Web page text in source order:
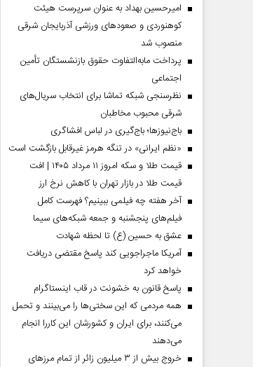
امیرحسین بهداد به عنوان سرپرست هیئت
کوهنوردی و صعودهای ورزشی آذربایجان شرقی
منصوب شد
پرداخت مابه‌التفاوت حقوق بازنشستگان تأمین
اجتماعی
نظرسنجی شبکه تماشا برای انتخاب سریال‌های
شرقی محبوب مخاطبان
باج‌نیوزها؛ باج‌گیری در لباس افشاگری
«نظم ایرانی» در تنگه هرمز غیرقابل بازگشت است
قیمت طلا و سکه امروز ۱۱ مرداد ۱۴۰۵ | افت
قیمت طلا در بازار تهران با کاهش نرخ ارز
آخر هفته چه فیلمی ببینیم؟ فهرست کامل
فیلم‌های پنجشنبه و جمعه شبکه‌های سیما
عشق به حسین (ع) تا لحظه شهادت
آمریکا ماجراجویی کند پاسخ مقتضی دریافت
خواهد کرد
پاسخ قانون به خشونت در قاب اینستاگرام
همه مردمی که این سختی‌ها را می‌بینند و تحمل
می‌کنند، برای ایران و کشورشان این کاررا انجام
می‌دهند
خروج بیش از ۳ میلیون زائر از تمام مرز‌های